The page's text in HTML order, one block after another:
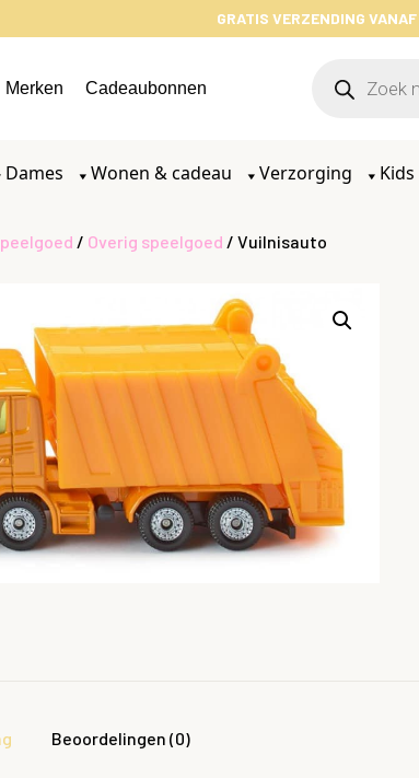
GRATIS VERZENDING
Merken Cadeaubonnen
Dames Wonen & cadeau Verzorging Kids
/ Overig speelgoed / Vuilnisauto
Beoordelingen (0)